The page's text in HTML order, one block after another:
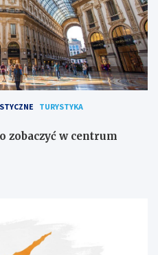
TURYSTYKA
zobaczyć w centrum